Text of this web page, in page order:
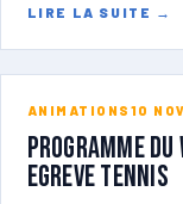
LIRE LA SUITE →
ANIMATIONS 10
Programme du
EGREVE TENNIS